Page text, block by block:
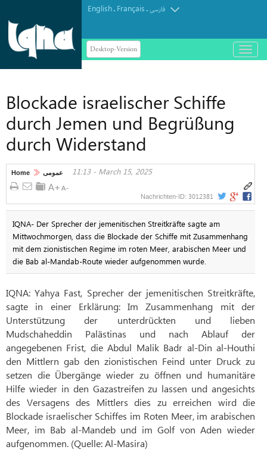
English. Français.فارسی
Desktop-Version
باز
و
Blockade israelischer Schiffe
durch Jemen und Begrüßung
durch Widerstand
Home عمومی 11:13 - March 15, 2025
Nachrichten-ID: 3012381
IQNA- Der Sprecher der jemenitischen Streitkräfte sagte am
Mittwochmorgen, dass die Blockade der Schiffe mit Zusammenhang
mit dem zionistischen Regime im roten Meer, arabischen Meer und
die Bab al-Mandab-Route wieder aufgenommen wurde.
IQNA: Yahya Fast, Sprecher der jemenitischen Streitkräfte,
sagte in einer Erklärung: Im Zusammenhang mit der
Unterstützung der unterdrückten und lieben
Mudschaheddin Palästinas und nach Ablauf der
angegebenen Frist, die Abdul Malik Badr al-Din al-Houthi
den Mittlern gab den zionistischen Feind unter Druck zu
setzen die Übergänge wieder zu öffnen und humanitäre
Hilfe wieder in den Gazastreifen zu lassen und angesichts
des Versagens des Mittlers dies zu erreichen wird die
Blockade israelischer Schiffes im Roten Meer, im arabischen
Meer, im Bab al-Mandeb und im Golf von Aden wieder
aufgenommen. (Quelle: Al-Masira)